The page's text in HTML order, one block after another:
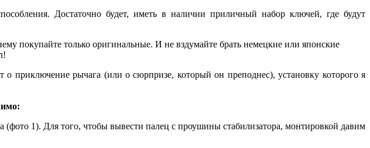
Достаточно будет, иметь в наличии приличный набор ключей, где будут
покупайте только оригинальные. И не вздумайте брать немецкие или японские
о приключение рычага (или о сюрпризе, который он преподнес), установку которого я
1). Для того, чтобы вывести палец с проушины стабилизатора, монтировкой давим